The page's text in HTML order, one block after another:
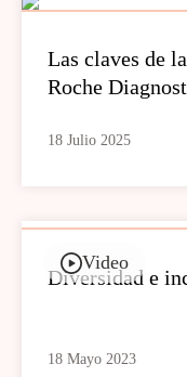
Las claves de
Roche
18 Julio 2025
Video
Diversidad e
18 Mayo 2023